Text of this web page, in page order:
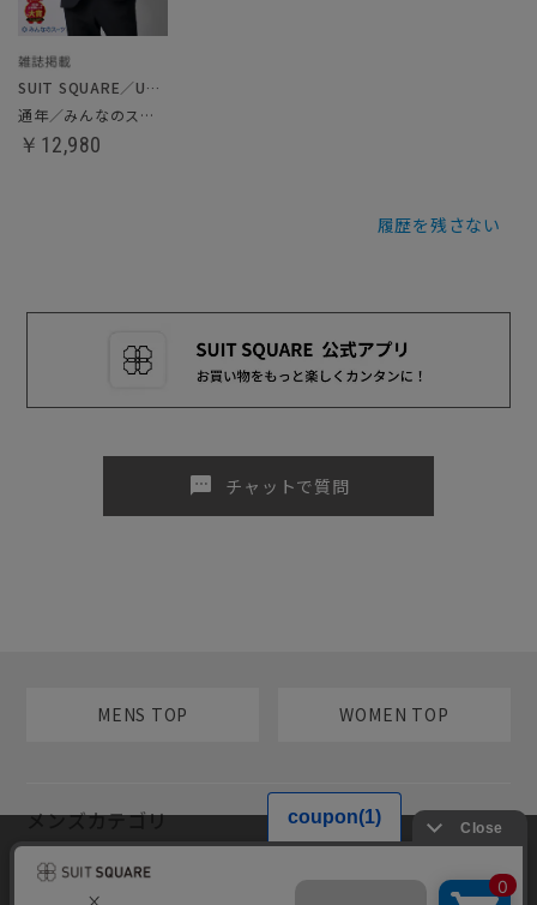
SUIT SQUARE／UNIVERSAL LANGUAGE
通年／みんなのスーツ
￥12,980
履歴を残さない
sms チャットで質問
MENS TOP WOMEN TOP
メンズカテゴリ
レディースカテゴリ
当サイトでは利用体験の向上およびコンテンツの最適な提供、トラフィ